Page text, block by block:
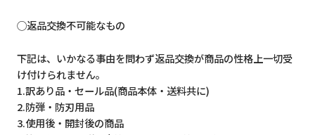
◯返品交換不可能なもの
下記は、いかなる事由を問わず返品交換が商品の性格上一切受
け付けられません。
1.訳あり品・セール品(商品本体・送料共に)
2.防弾・防刃用品
3.使用後・開封後の商品